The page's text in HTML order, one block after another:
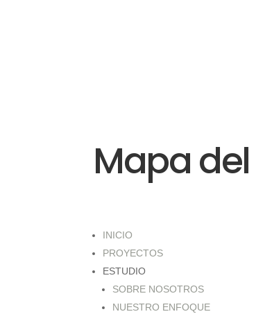
Mapa
INICIO
PROYECTOS
ESTUDIO
SOBRE NOSOTROS
NUESTRO ENFOQUE